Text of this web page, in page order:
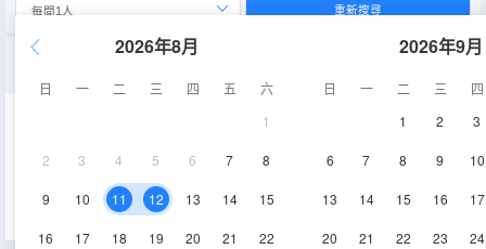
2026年8月
日 一 二 三 四 五
六
1
2 3 4 5 6 7 8
9 10 11 12 13 14 15
16 17 18 19 20 21 22
2026年9月
日 一 二 三
四
1
2 3
6 7 8 9 10
13 14 15 16 17
20 21 22 23 24
重新搜尋
112㎡ 電視機